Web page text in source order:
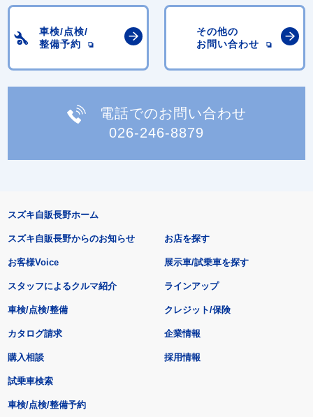
車検/点検/
整備予約
その他の
お問い合わせ
電話でのお問い合わせ
026-246-8879
スズキ自販長野ホーム
スズキ自販長野からのお知らせ
お客様Voice
スタッフによるクルマ紹介
お店を探す
展示車/試乗車を探す
ラインアップ
車検/点検/整備 クレジット/保険
カタログ請求
購入相談
試乗車検索
車検/点検/整備予約
企業情報
採用情報